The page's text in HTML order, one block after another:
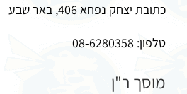
כתובת יצחק נפחא 406, באר שבע
טלפון: 08-6280358
מוסך ר"ן